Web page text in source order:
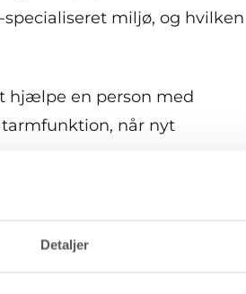
Detaljer
miljø, og hvilken
hjælpe en person med
når nyt